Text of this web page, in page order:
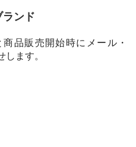
ランド
品販売開始時にメール・
します。